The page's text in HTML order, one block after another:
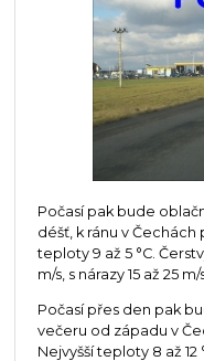
Počasí pak bude
déšť, k ránu v
teploty 9 až 5 °C.
m/s, s nárazy 15 až 25
Počasí přes den pak
večeru od západu v
Nejvyšší teploty 8 až 12